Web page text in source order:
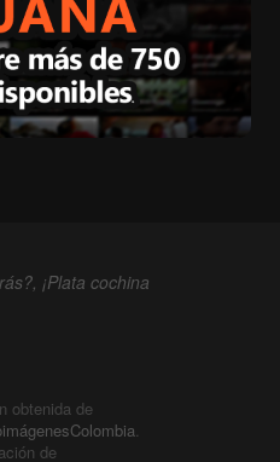
¡Plata cochina
obtenida de
.
de